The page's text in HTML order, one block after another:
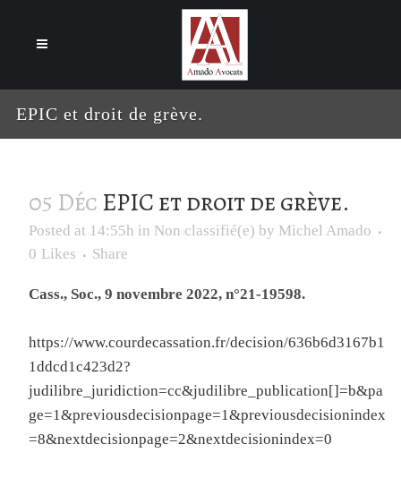
EPIC et droit de grève.
05 DécEPIC et droit de grève.
Posted at 14:55h in Non classifié(e) by Michel Amado
0 Likes Share
Cass., Soc., 9 novembre 2022, n°21-19598.
https://www.courdecassation.fr/decision/636b6d3167b1
1ddcd1c423d2?
judilibre_juridiction=cc&judilibre_publication[]=b&pa
ge=1&previousdecisionpage=1&previousdecisionindex
=8&nextdecisionpage=2&nextdecisionindex=0